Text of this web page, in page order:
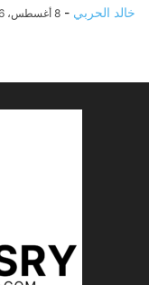
خالد الحربي - 8 أغسطس، 2026